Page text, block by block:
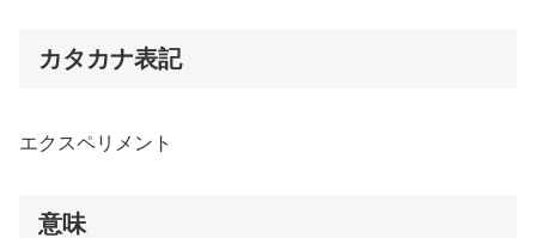
カタカナ表記
エクスペリメント
意味